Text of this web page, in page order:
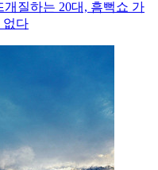
개질하는 20대, 흠뻑쇼 가
없다